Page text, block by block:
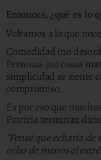
Entonces, ¿qué es lo
Volvamos a lo que
Comodidad (no
Personas (no cosas
simplicidad se siente
compromiso.
Es por eso que
Patricia terminan
"Pensé que echaría
echo de menos el